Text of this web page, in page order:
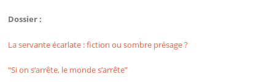
Dossier :
La servante écarlate : fiction ou sombre présage ?
“Si on s’arrête, le monde s’arrête”